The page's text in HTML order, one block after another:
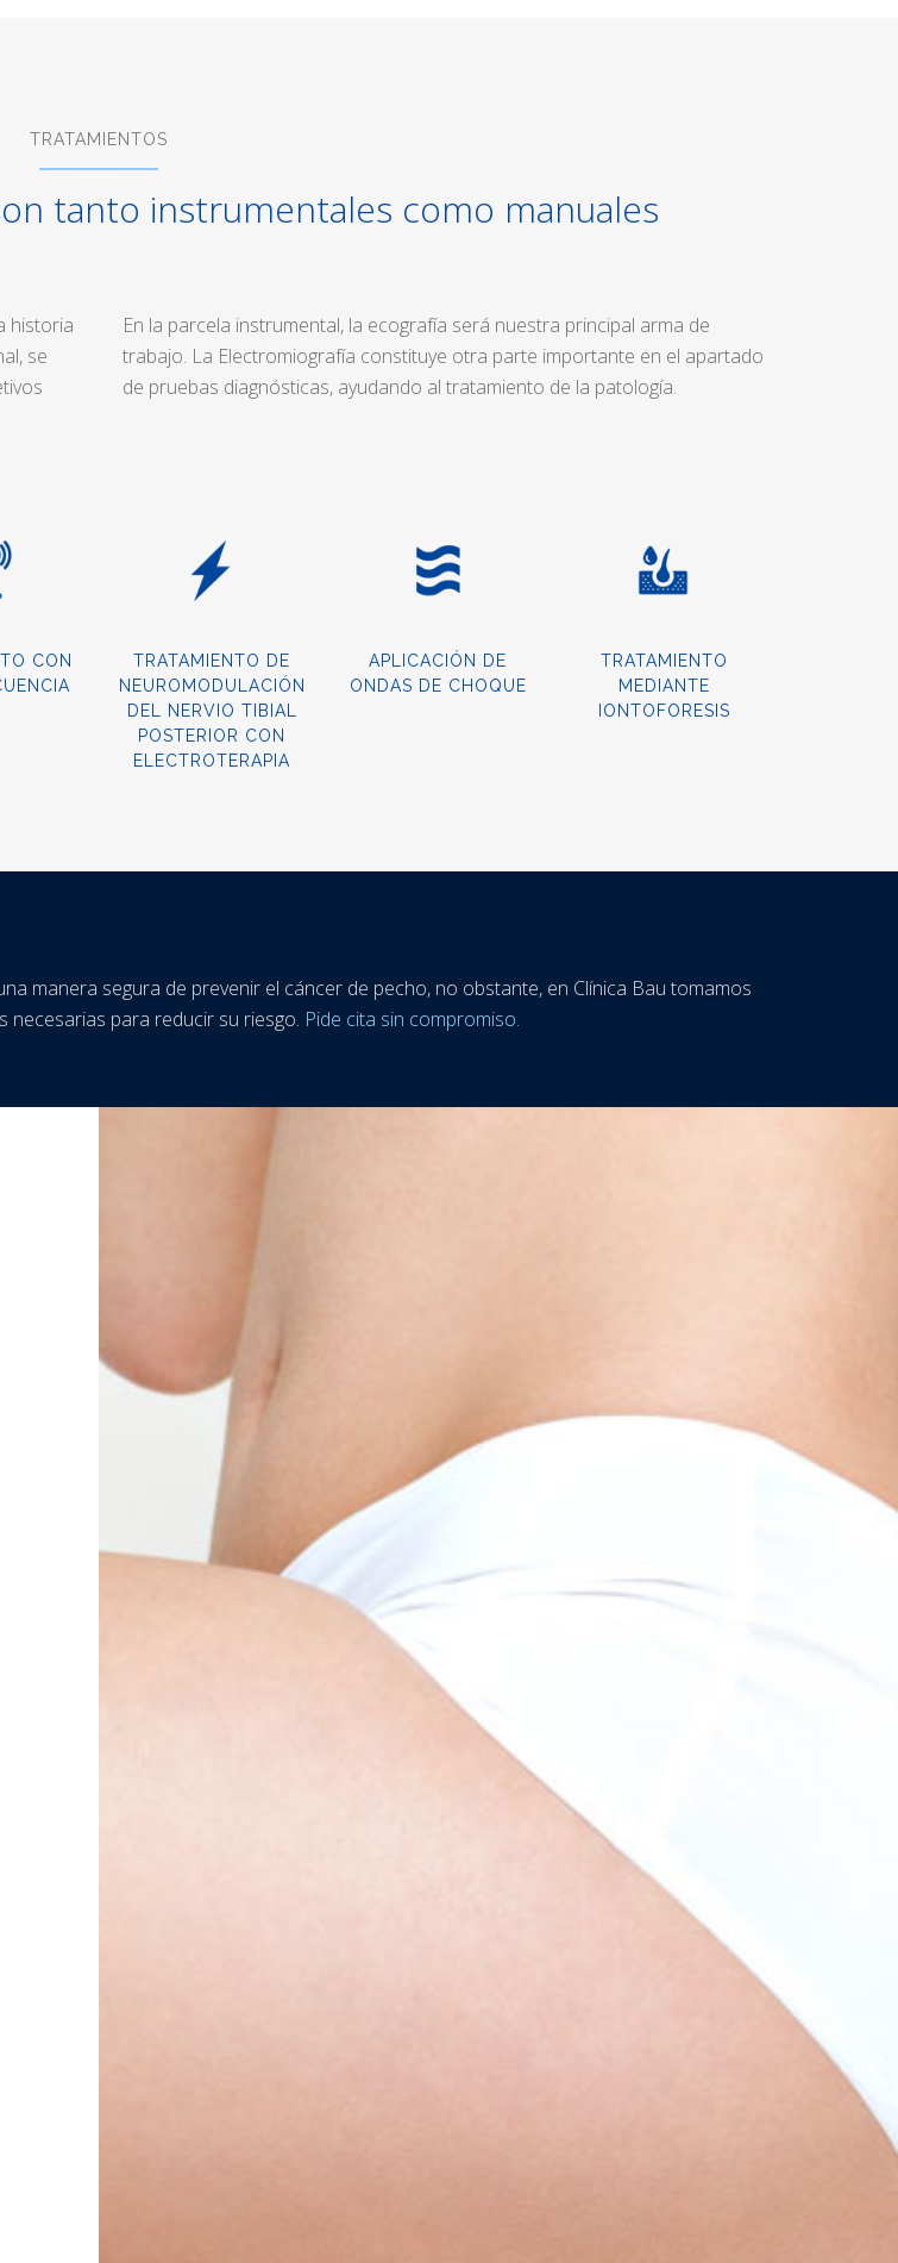
TRATAMIENTOS
tanto instrumentales como manuales
historia
se
En la parcela instrumental, la ecografía será nuestra principal arma de
trabajo. La Electromiografía constituye otra parte importante en el apartado
de pruebas diagnósticas, ayudando al tratamiento de la patología.
CON
TRATAMIENTO DE
NEUROMODULACIÓN
DEL NERVIO TIBIAL
POSTERIOR CON
ELECTROTERAPIA
APLICACIÓN DE
ONDAS DE CHOQUE
TRATAMIENTO
MEDIANTE
IONTOFORESIS
manera segura de prevenir el cáncer de pecho, no obstante, en Clínica Bau tomamos
necesarias para reducir su riesgo. Pide cita sin compromiso.